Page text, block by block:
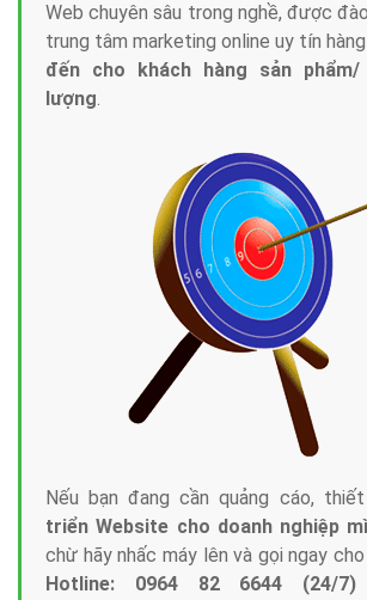
Web chuyên sâu trong nghề, được
trung tâm marketing online uy tín hàng
đến cho khách hàng sản
lượng.
Nếu bạn đang cần quảng cáo,
triển Website cho doanh nghiệp
chừ hãy nhấc máy lên và gọi ngay
Hotline: 0964 82 6644 (24/7)